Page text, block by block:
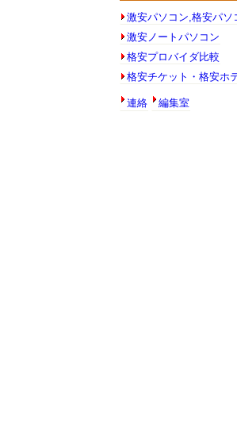
激安パソコン,格安パソ
激安ノートパソコン
格安プロバイダ比較
格安チケット・格安ホ
連絡 編集室